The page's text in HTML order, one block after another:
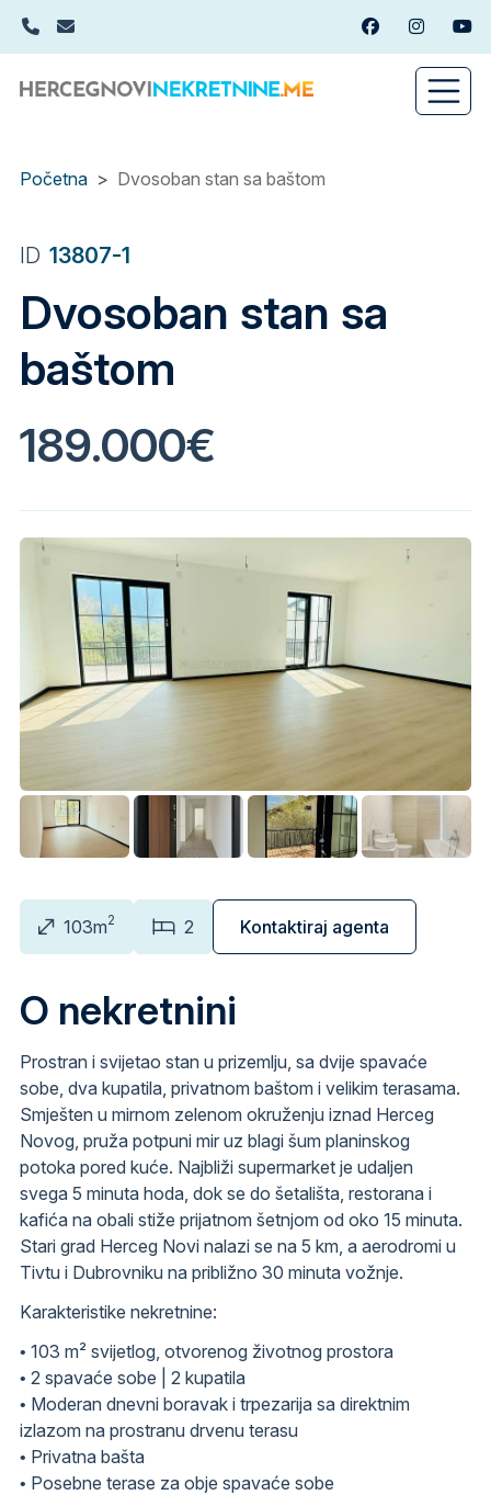
Skip
content
+382(0)67 449 988
info@hercegnovinekretnine.me FacebookInstagram
Početna Dvosoban stan sa baštom
ID 13807-1
Dvosoban stan sa
baštom
189.000€
103m2 2 Kontaktiraj agenta
O nekretnini
Prostran i svijetao stan u prizemlju, sa dvije spavaće
sobe, dva kupatila, privatnom baštom i velikim terasama.
Smješten u mirnom zelenom okruženju iznad Herceg
Novog, pruža potpuni mir uz blagi šum planinskog
potoka pored kuće. Najbliži supermarket je udaljen
svega 5 minuta hoda, dok se do šetališta, restorana i
kafića na obali stiže prijatnom šetnjom od oko 15 minuta.
Stari grad Herceg Novi nalazi se na 5 km, a aerodromi u
Tivtu i Dubrovniku na približno 30 minuta vožnje.
Karakteristike nekretnine:
• 103 m² svijetlog, otvorenog životnog prostora
• 2 spavaće sobe | 2 kupatila
• Moderan dnevni boravak i trpezarija sa direktnim
izlazom na prostranu drvenu terasu
• Privatna bašta
• Posebne terase za obje spavaće sobe